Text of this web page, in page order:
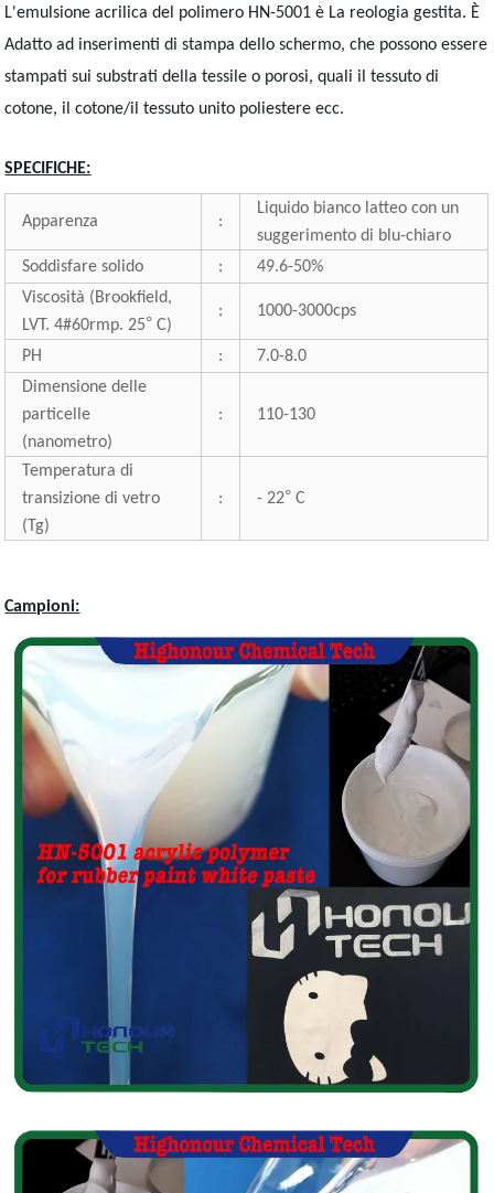
L'emulsione acrilica del polimero HN-5001 è La reologia gestita. È
Adatto ad inserimenti di stampa dello schermo, che possono essere
stampati sui substrati della tessile o porosi, quali il tessuto di
cotone, il cotone/il tessuto unito poliestere ecc.
SPECIFICHE:
Apparenza :
Liquido bianco latteo con un
suggerimento di blu-chiaro
Soddisfare solido
:
49.6-50%
Viscosità (Brookfield,
LVT. 4#60rmp. 25°C)
: 1000-3000cps
PH :
7.0-8.0
Dimensione delle
particelle
(nanometro)
: 110-130
Temperatura di
transizione di vetro
(Tg)
: - 22°C
Campioni: